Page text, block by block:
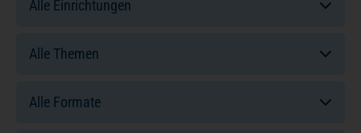
News
Veranstaltungen